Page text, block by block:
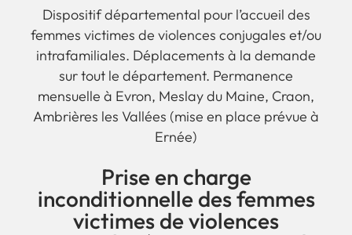
Dispositif départemental pour l’accueil des
femmes victimes de violences conjugales et/ou
intrafamiliales. Déplacements à la demande
sur tout le département. Permanence
mensuelle à Evron, Meslay du Maine, Craon,
Ambrières les Vallées (mise en place prévue à
Ernée)
Prise en charge
inconditionnelle des femmes
victimes de violences